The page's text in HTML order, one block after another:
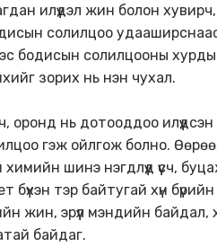
илүүдэл жин болон
солилцоо удааширснаас
бодисын солилцооны
зорих нь нэн чухал.
нь дотооддоо илүүдсэн
гэж ойлгож болно.
шинэ нэгдлүүд үүсч,
тэр байтугай хүн
жин, эрүүл мэндийн байдал,
байдаг.